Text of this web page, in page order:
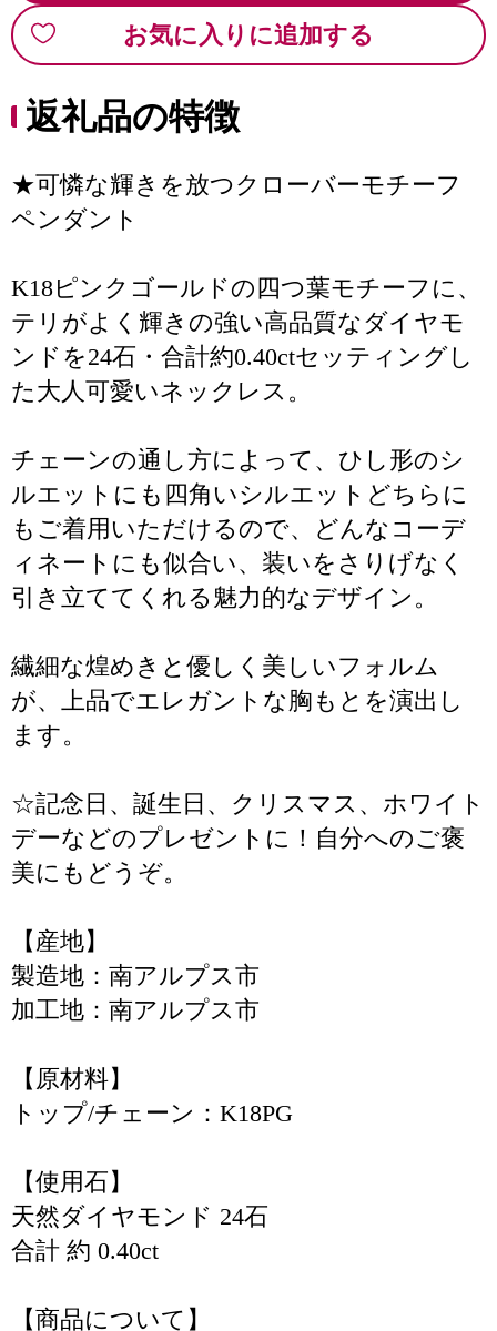
お気に入りに追加する
返礼品の特徴
★可憐な輝きを放つクローバーモチーフ
ペンダント
K18ピンクゴールドの四つ葉モチーフに、
テリがよく輝きの強い高品質なダイヤモ
ンドを24石・合計約0.40ctセッティングし
た大人可愛いネックレス。
チェーンの通し方によって、ひし形のシ
ルエットにも四角いシルエットどちらに
もご着用いただけるので、どんなコーデ
ィネートにも似合い、装いをさりげなく
引き立ててくれる魅力的なデザイン。
繊細な煌めきと優しく美しいフォルム
が、上品でエレガントな胸もとを演出し
ます。
☆記念日、誕生日、クリスマス、ホワイト
デーなどのプレゼントに！自分へのご褒
美にもどうぞ。
【産地】
製造地：南アルプス市
加工地：南アルプス市
【原材料】
トップ/チェーン：K18PG
【使用石】
天然ダイヤモンド 24石
合計 約 0.40ct
【商品について】